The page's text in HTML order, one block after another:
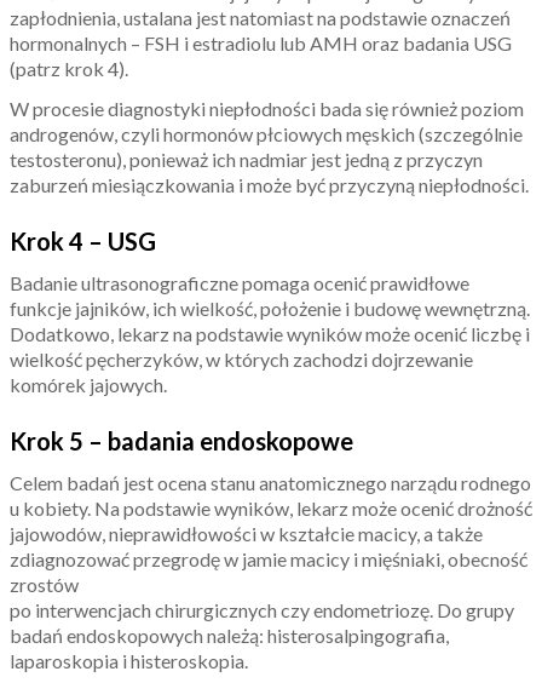
zapłodnienia, ustalana jest natomiast na podstawie oznaczeń
hormonalnych – FSH i estradiolu lub AMH oraz badania USG
(patrz krok 4).
W procesie diagnostyki niepłodności bada się również poziom
androgenów, czyli hormonów płciowych męskich (szczególnie
testosteronu), ponieważ ich nadmiar jest jedną z przyczyn
zaburzeń miesiączkowania i może być przyczyną niepłodności.
Krok 4 – USG
Badanie ultrasonograficzne pomaga ocenić prawidłowe
funkcje jajników, ich wielkość, położenie i budowę wewnętrzną.
Dodatkowo, lekarz na podstawie wyników może ocenić liczbę i
wielkość pęcherzyków, w których zachodzi dojrzewanie
komórek jajowych.
Krok 5 – badania endoskopowe
Celem badań jest ocena stanu anatomicznego narządu rodnego
u kobiety. Na podstawie wyników, lekarz może ocenić drożność
jajowodów, nieprawidłowości w kształcie macicy, a także
zdiagnozować przegrodę w jamie macicy i mięśniaki, obecność
zrostów
po interwencjach chirurgicznych czy endometriozę. Do grupy
badań endoskopowych należą: histerosalpingografia,
laparoskopia i histeroskopia.